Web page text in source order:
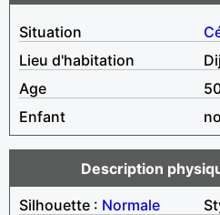
Situation
Lieu d'habitation
Age
Enfant
Description
Silhouette : Normale